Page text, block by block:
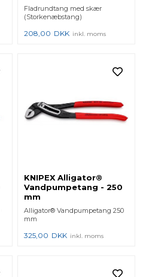
Fladrundtang med skær
(Storkenæbstang)
208,00 DKK inkl. moms
KNIPEX Alligator®
Vandpumpetang - 250
mm
Alligator® Vandpumpetang 250
mm
325,00 DKK inkl. moms